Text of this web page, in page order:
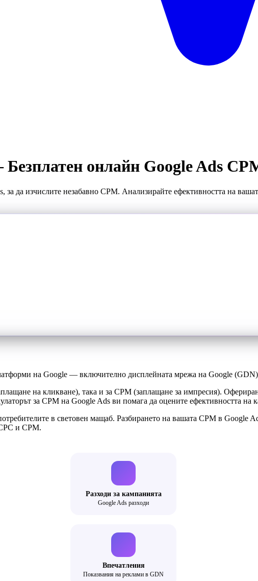
онлайн Google Ads
да изчислите незабавно CPM. Анализирайте ефективността на
на Google — включително дисплейната мрежа на Google
на кликване), така и за CPM (заплащане за импресия).
за CPM на Google Ads ви помага да оцените ефективността на
в световен мащаб. Разбирането на вашата CPM в Google
и CPM.
Разходи за кампанията
Google Ads разходи
Впечатления
Показвания на реклами в GDN